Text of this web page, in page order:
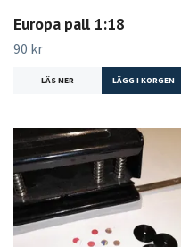
Europa pall 1:18
90 kr
LÄS MER